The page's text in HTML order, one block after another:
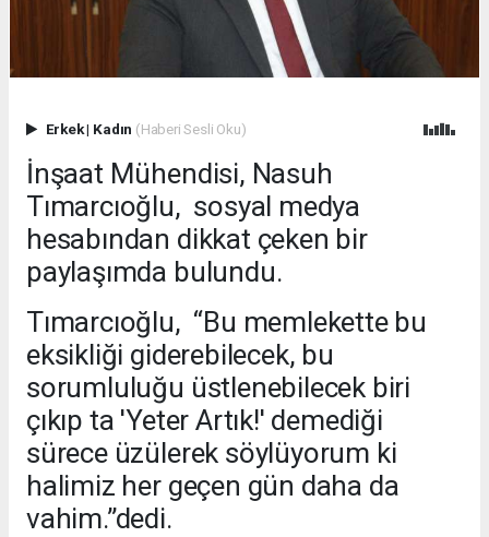
Erkek| Kadın (Haberi Sesli Oku)
İnşaat Mühendisi, Nasuh
Tımarcıoğlu, sosyal medya
hesabından dikkat çeken bir
paylaşımda bulundu.
Tımarcıoğlu, “Bu memlekette bu
eksikliği giderebilecek, bu
sorumluluğu üstlenebilecek biri
çıkıp ta 'Yeter Artık!' demediği
sürece üzülerek söylüyorum ki
halimiz her geçen gün daha da
vahim.”dedi.